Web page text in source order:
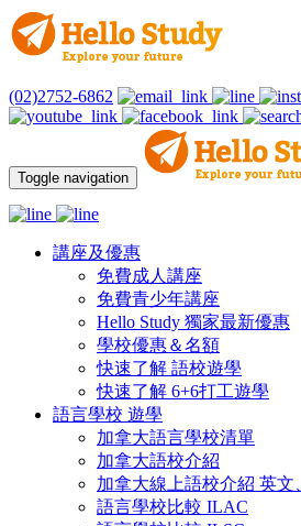
(02)2752-6862
Toggle navigation
講座及優惠
免費成人講座
免費青少年講座
Hello Study 獨家最新優惠
學校優惠＆名額
快速了解 語校遊學
快速了解 6+6打工遊學
語言學校 遊學
加拿大語言學校清單
加拿大語校介紹
加拿大線上語校介紹 英文
語言學校比較 ILAC